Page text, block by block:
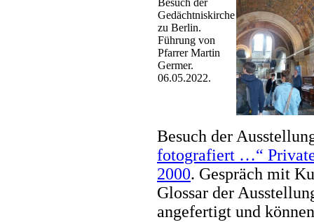
Besuch der
Gedächtniskirche
zu Berlin.
Führung von
Pfarrer Martin
Germer.
06.05.2022.
Besuch der
fotografiert …“
2000. Gespräch mit
Glossar der
angefertigt und